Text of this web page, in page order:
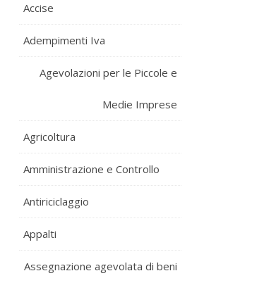
Accise
Adempimenti Iva
Agevolazioni per le Piccole e
Medie Imprese
Agricoltura
Amministrazione e Controllo
Antiriciclaggio
Appalti
Assegnazione agevolata di beni